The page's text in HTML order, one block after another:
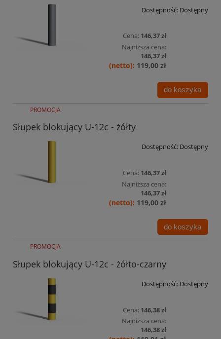
Dostępność: Dostępny
Cena: 146,37 zł
Najniższa cena:
146,37 zł
119,00 zł
do koszyka
Słupek blokujący U-12c - żółty
Dostępność: Dostępny
Cena: 146,37 zł
Najniższa cena:
146,37 zł
119,00 zł
do koszyka
PROMOCJA
Słupek blokujący U-12c - żółto-czarny
Dostępność: Dostępny
Cena: 146,38 zł
Najniższa cena:
146,38 zł
PROMOCJA